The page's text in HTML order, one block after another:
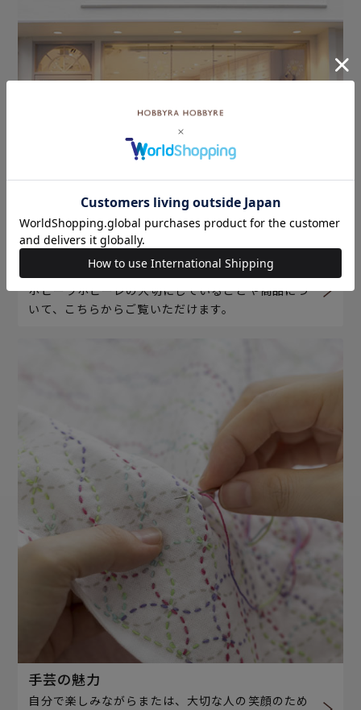
ホビーラホビーレについて
ホビーラホビーレの大切にしていることや商品につ
いて、こちらからご覧いただけます。
手芸の魅力
自分で楽しみながらまたは、大切な人の笑顔のため